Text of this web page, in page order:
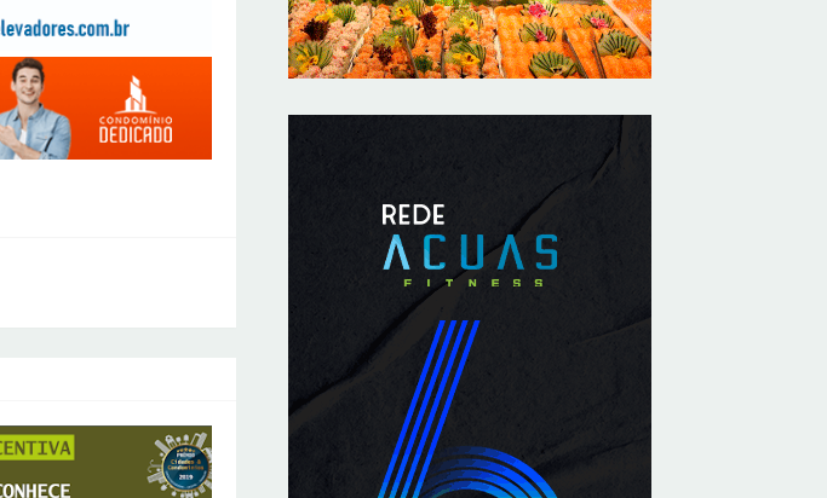
8/7/2026
Opinião: Diplomas para um mundo que
não existe mais
Distrito Federal entra em alerta laranja de
perigo para baixa umidade do ar nesta
Ampliada oferta de tratamento menos
invasivo para obstruções nas artérias do
coração no Hospital de Base
Sala de Concerto, da Rádio MEC, celebra
Radamés Gnattali nesta sexta
8/7/2026
Indígenas Pirahã vão ter acesso a
consultas e exames em expedição do SUS
no Amazonas